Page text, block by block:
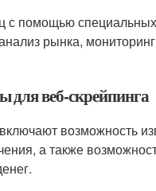
с помощью
рынка,
для веб-скрейпинга
возможность
а также